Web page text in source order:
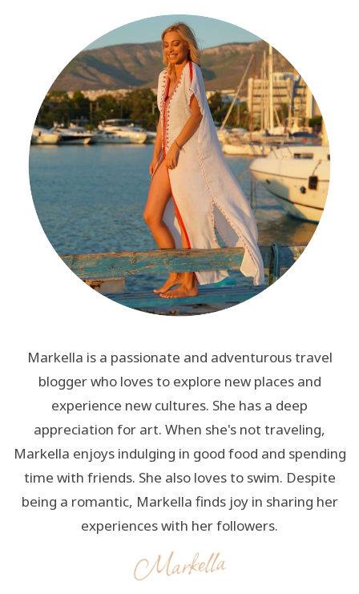
Markella is a passionate and adventurous travel
blogger who loves to explore new places and
experience new cultures. She has a deep
appreciation for art. When she's not traveling,
Markella enjoys indulging in good food and spending
time with friends. She also loves to swim. Despite
being a romantic, Markella finds joy in sharing her
experiences with her followers.